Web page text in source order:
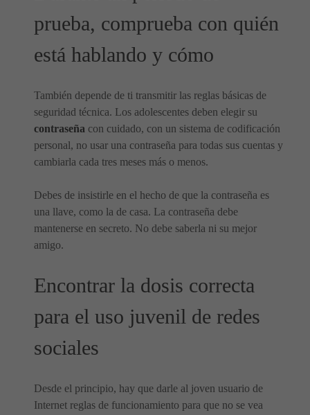
prueba, comprueba con quién
está hablando y cómo
También depende de ti transmitir las reglas básicas de
seguridad técnica. Los adolescentes deben elegir su
contraseña con cuidado, con un sistema de codificación
personal, no usar una contraseña para todas sus cuentas y
cambiarla cada tres meses más o menos.
Debes de insistirle en el hecho de que la contraseña es
una llave, como la de casa. La contraseña debe
mantenerse en secreto. No debe saberla ni su mejor
amigo.
Encontrar la dosis correcta
para el uso juvenil de redes
sociales
Desde el principio, hay que darle al joven usuario de
Internet reglas de funcionamiento para que no se vea